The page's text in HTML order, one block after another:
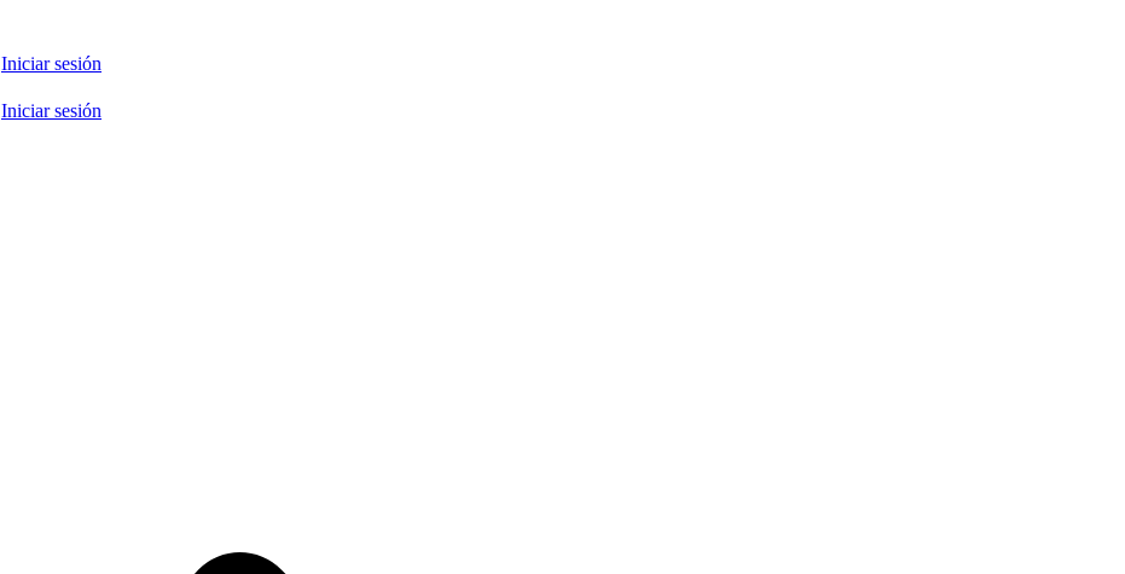
Iniciar sesión
Iniciar sesión